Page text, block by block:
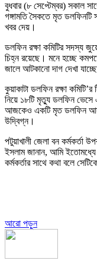
বুধবার (৮ সেপ্টেম্বর) সকাল
গঙ্গামতি সৈকতে মৃত ডলফিনটি
খবর দেয়।
ডলফিন রক্ষা কমিটির সদস্য
চিহ্ন রয়েছে। মনে হচ্ছে
জালে আটকানো দাগ দেখা
কুয়াকাটা ডলফিন রক্ষা
নিয়ে ১৮টি মৃত্যু ডলফিন ভেসে
আজকেও একটি মৃত ডলফিন
উদ্বিগ্ন।
পটুয়াখালী জেলা বন কর্মকর্তা
ইসলাম জানান, আমি ইতোমধ্যে
কর্মকর্তার সাথে কথা বলে
আরো পড়ুন